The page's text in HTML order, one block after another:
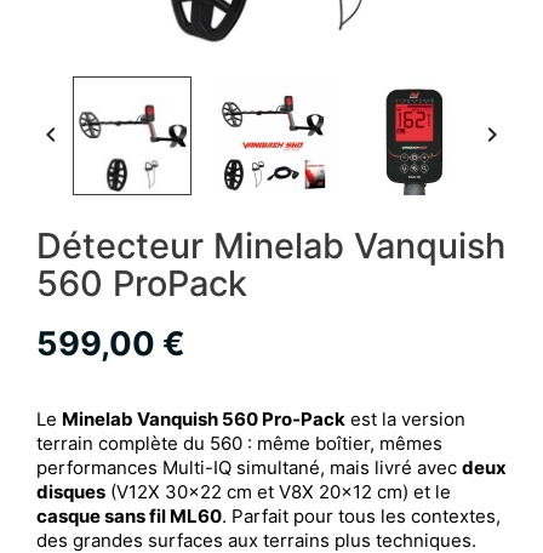
 
Détecteur Minelab Vanquish
560 ProPack
599,00 €
Le Minelab Vanquish 560 Pro-Pack est la version
terrain complète du 560 : même boîtier, mêmes
performances Multi-IQ simultané, mais livré avec deux
disques (V12X 30x22 cm et V8X 20x12 cm) et le
casque sans fil ML60. Parfait pour tous les contextes,
des grandes surfaces aux terrains plus techniques.